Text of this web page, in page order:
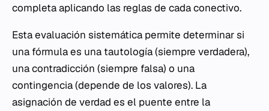
completa aplicando las reglas de cada conectivo.
Esta evaluación sistemática permite determinar si
una fórmula es una tautología (siempre verdadera),
una contradicción (siempre falsa) o una
contingencia (depende de los valores). La
asignación de verdad es el puente entre la